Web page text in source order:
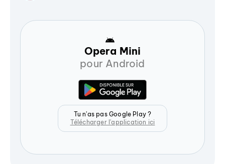
Opera Mini
pour Android
Tu n'as pas Google Play ?
Télécharger l'application ici